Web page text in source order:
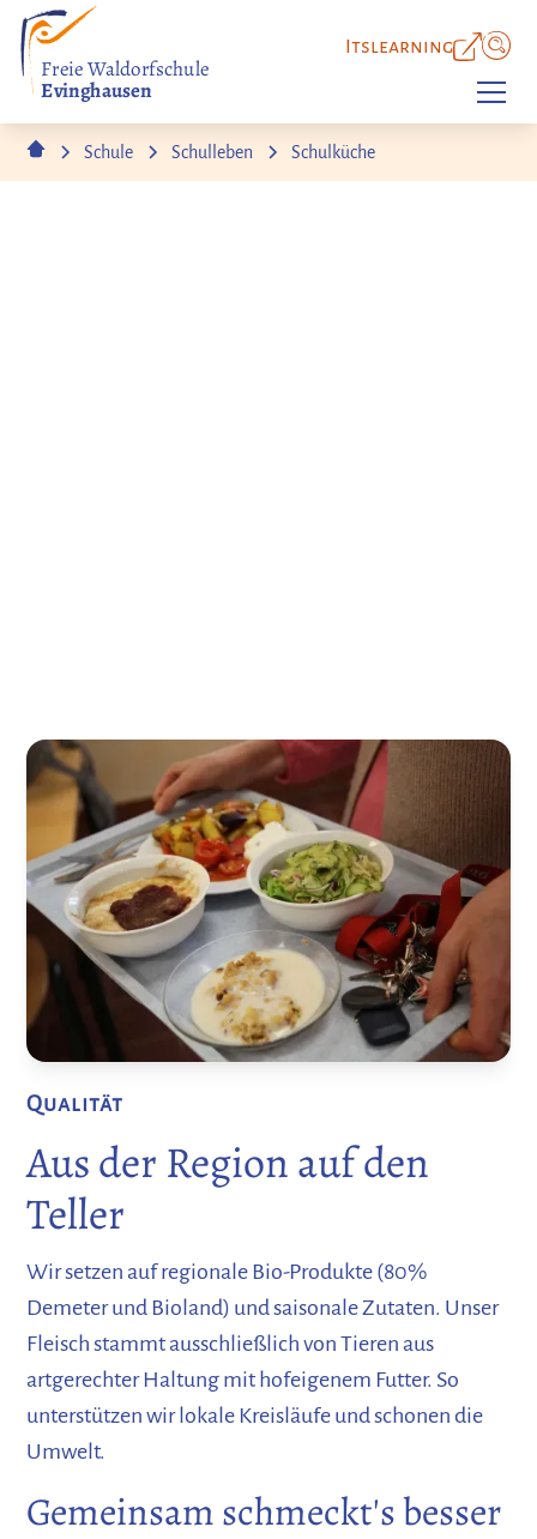
Freie Waldorfschule
Evinghausen
Itslearning
Schule Schulleben Schulküche
Qualität
Aus der Region auf den
Teller
Wir setzen auf regionale Bio-Produkte (80%
Demeter und Bioland) und saisonale Zutaten. Unser
Fleisch stammt ausschließlich von Tieren aus
artgerechter Haltung mit hofeigenem Futter. So
unterstützen wir lokale Kreisläufe und schonen die
Umwelt.
Gemeinsam schmeckt's besser